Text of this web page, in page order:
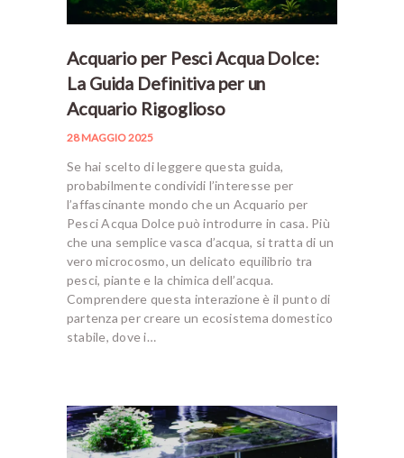
Acquario per Pesci Acqua Dolce:
La Guida Definitiva per un
Acquario Rigoglioso
28 MAGGIO 2025
Se hai scelto di leggere questa guida,
probabilmente condividi l’interesse per
l’affascinante mondo che un Acquario per
Pesci Acqua Dolce può introdurre in casa. Più
che una semplice vasca d’acqua, si tratta di un
vero microcosmo, un delicato equilibrio tra
pesci, piante e la chimica dell’acqua.
Comprendere questa interazione è il punto di
partenza per creare un ecosistema domestico
stabile, dove i…